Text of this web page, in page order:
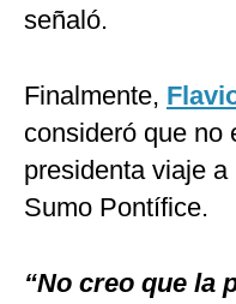
señaló.
Finalmente,
consideró que no
presidenta viaje
Sumo Pontífice.
“No creo que la